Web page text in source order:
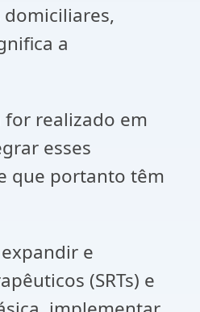
a
realizado em
esses
que portanto têm
e
(SRTs) e